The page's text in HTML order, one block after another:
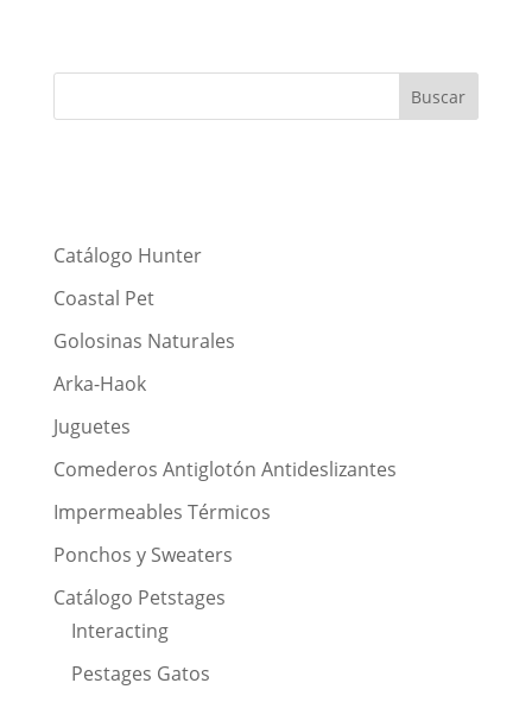
Catálogo Hunter
Coastal Pet
Golosinas Naturales
Arka-Haok
Juguetes
Comederos Antiglotón Antideslizantes
Impermeables Térmicos
Ponchos y Sweaters
Catálogo Petstages
Interacting
Pestages Gatos